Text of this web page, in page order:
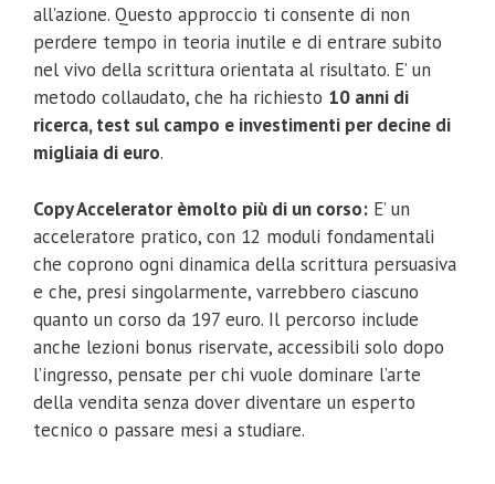
all’azione. Questo approccio ti consente di non
perdere tempo in teoria inutile e di entrare subito
nel vivo della scrittura orientata al risultato. E’ un
metodo collaudato, che ha richiesto 10 anni di
ricerca, test sul campo e investimenti per decine di
migliaia di euro.
Copy Accelerator èmolto più di un corso: E’ un
acceleratore pratico, con 12 moduli fondamentali
che coprono ogni dinamica della scrittura persuasiva
e che, presi singolarmente, varrebbero ciascuno
quanto un corso da 197 euro. Il percorso include
anche lezioni bonus riservate, accessibili solo dopo
l’ingresso, pensate per chi vuole dominare l’arte
della vendita senza dover diventare un esperto
tecnico o passare mesi a studiare.